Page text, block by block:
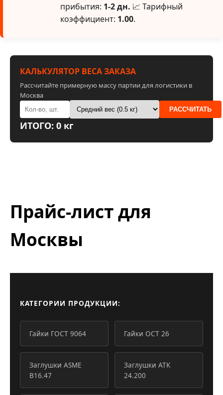
прибытия: 1-2 дн. 📈 Тарифный
коэффициент: 1.00.
КАЛЬКУЛЯТОР ВЕСА ЗАКАЗА
Рассчитайте примерную массу партии для логистики в
Москва
РАССЧИТАТЬ
ИТОГО: 0 кг
Прайс-лист для
Москвы
КАТЕГОРИИ ПРОДУКЦИИ:
Гайки ГОСТ 9064 Гайки ОСТ 26
Заглушки ASME
B16.47
Заглушки АТК
24.200